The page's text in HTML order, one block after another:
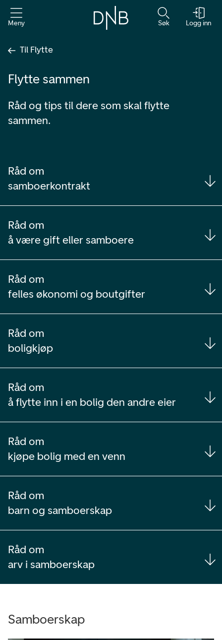
Meny Søk Logg inn
Til Flytte
Flytte sammen
Råd og tips til dere som skal flytte
sammen.
Råd om
samboerkontrakt
Råd om
å være gift eller samboere
Råd om
felles økonomi og boutgifter
Råd om
boligkjøp
Råd om
å flytte inn i en bolig den andre eier
Råd om
kjøpe bolig med en venn
Råd om
barn og samboerskap
Råd om
arv i samboerskap
Samboerskap